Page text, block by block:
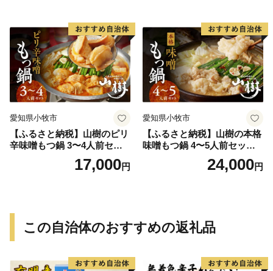
間
間
愛知県小牧市
【ふるさと納税】山樹のピリ
辛味噌もつ鍋 3〜4人前セッ
ト 山樹 国産 牛もつ ホルモン
モツ オンライン飲み会 ホー
17,000円
愛知県小牧市
【ふるさと納税】山樹の本格
味噌もつ鍋 4〜5人前セット
山樹 国産 牛もつ ホルモン モ
ツ オンライン飲み会 ホーム
24,000円
この自治体のおすすめの返礼品